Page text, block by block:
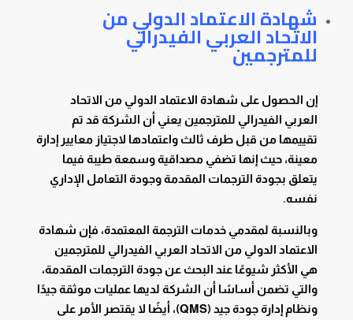
شهادة الاعتماد الدولي من
الاتحاد العربي الفيدرالي
للمترجمين
إن الحصول على شهادة الاعتماد الدولي من الاتحاد
العربي الفيدرالي للمترجمين يعني أن الشركة قد تم
تقييمها من قبل طرف ثالث واعتمادها لاجتياز معايير إدارة
معينة، حيث إنها تضفي مصداقية وسمعة طيبة فيما
يتعلق بجودة الترجمات المقدمة وجودة التعامل الإداري
نفسه.
وبالنسبة لمقدمي خدمات الترجمة المعتمدة، فإن شهادة
الاعتماد الدولي من الاتحاد العربي الفيدرالي للمترجمين
هي الأكثر شيوعًا عند البحث عن جودة الترجمات المقدمة،
والتي تضمن أساسًا أن الشركة لديها عمليات موثقة جيدًا
ونظام إدارة جودة جيد (QMS)، أيضًا لا يقتصر الأمر على